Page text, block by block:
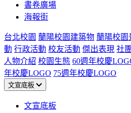
書卷廣場
海報街
台北校園 蘭陽校園建築物 蘭陽校園
動 行政活動 校友活動 傑出表現 社
人物介紹 校園生態 60週年校慶
年校慶LOGO 75週年校慶LOGO
文宣底板
文宣底板